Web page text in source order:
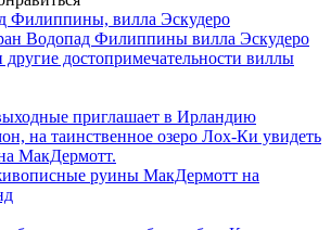
достопримечательности виллы
руины МакДермотт на